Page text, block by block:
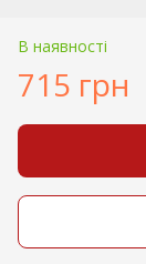
В наявності
715 грн